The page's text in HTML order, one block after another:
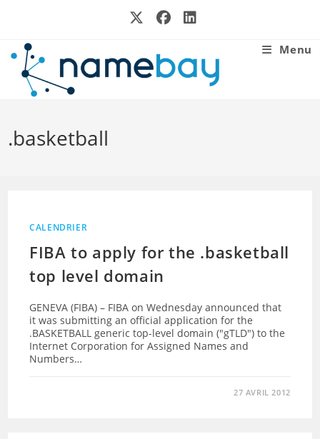
Menu
.basketball
CALENDRIER
FIBA to apply for the .basketball
top level domain
GENEVA (FIBA) – FIBA on Wednesday announced that
it was submitting an official application for the
.BASKETBALL generic top-level domain ("gTLD") to the
Internet Corporation for Assigned Names and
Numbers…
27 AVRIL 2012